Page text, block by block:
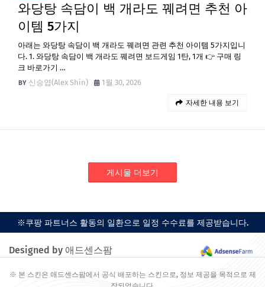
와당탕 속담이 백 개라도 꿰려면 추천 아
이템 5가지
아래는 와당탕 속담이 백 개라도 꿰려면 관련 추천 아이템 5가지입니
다. 1. 와당탕 속담이 백 개라도 꿰려면 보드게임 1탄, 1개 👉 구매 링
크 바로가기 …
신승엽(Alex Shin)
1월 30, 2026
자세한 내용 보기
게시물 더보기
※쿠팡 파트너스 활동의 일환으로 일정 수수료를 제공받습니다.
Designed by 애드센스팜
※ 본 스킨은 애드센스팜에서 공식 배포하는 스킨으로, 정보 제공을 목적으로 제